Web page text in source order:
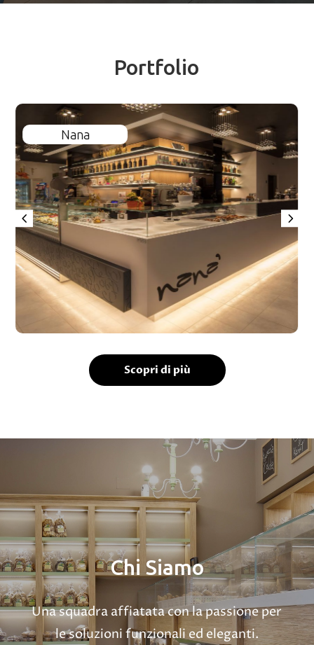
Portfolio
Nana
Scopri di più
Chi Siamo
Una squadra affiatata con la passione per
le soluzioni funzionali ed eleganti.